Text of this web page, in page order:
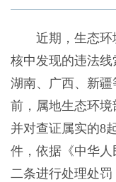
近期，生态环境
核中发现的违法线
湖南、广西、新疆
前，属地生态环境
并对查证属实的8
件，依据《中华
二条进行处理处